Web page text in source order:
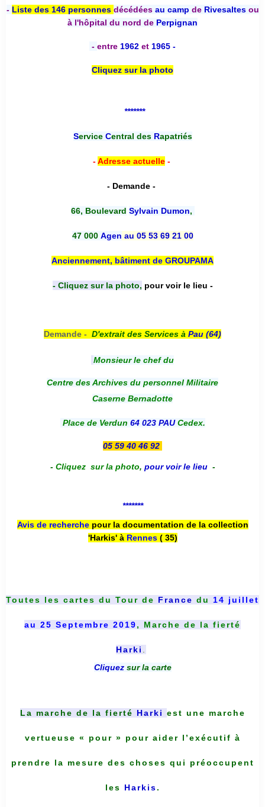
- Liste des 146 personnes décédées au camp deRivesaltesou
à l'hôpital du nord de Perpignan
- entre 1962 et 1965 -
Cliquez sur la photo
*******
Service Central desRapatriés
-Adresse actuelle-
- Demande -
66, Boulevard Sylvain Dumon,
47 000 Agen au 05 53 69 21 00
Anciennement, bâtiment de GROUPAMA
- Cliquez sur la photo, pour voir le lieu -
Demande - D'extrait des Services à Pau (64)
Monsieur le chef du
Centre des Archives du personnel Militaire
Caserne Bernadotte
Place de Verdun 64 023 PAUCedex.
05 59 40 46 92
- Cliquez sur la photo, pour voir le lieu -
*******
Avis de recherche pour la documentation de la collection
'Harkis' à Rennes( 35)
Toutes les cartes du Tour de France du 14 juillet
au 25 Septembre 2019, Marche de la fierté
Harki
Cliquez sur la carte
La marche de la fierté Harki est une marche
vertueuse « pour » pour aider l’exécutif à
prendre la mesure des choses qui préoccupent
les Harkis.